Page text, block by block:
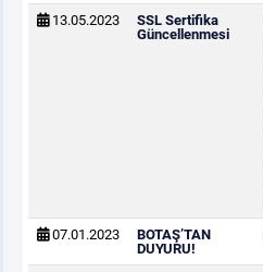
13.05.2023
SSL Sertifika
Güncellenmesi
07.01.2023
BOTAŞ’TAN
DUYURU!